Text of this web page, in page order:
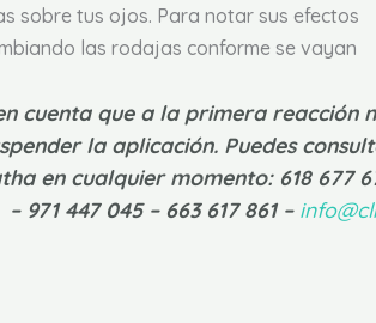
sobre tus ojos. Para notar sus efectos
las rodajas conforme se vayan
cuenta que a la primera reacción
la aplicación. Puedes
en cualquier momento: 618 677
– 971 447 045 – 663 617 861 –